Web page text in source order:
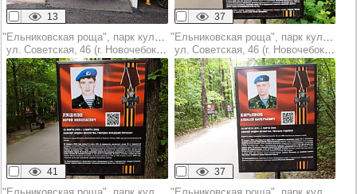
13 37
ул. Советская, 46 (г. Новочебоксарск)
41
ул. Советская, 46 (г. Новочебоксарск)
37